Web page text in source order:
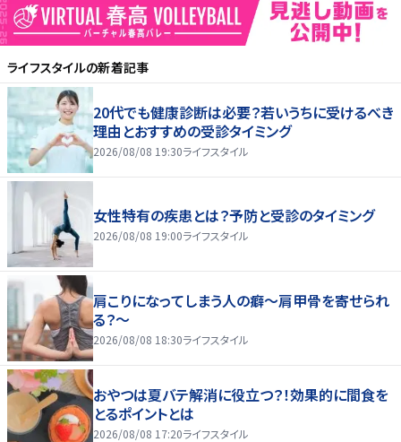
ライフスタイルの新着記事
20代でも健康診断は必要？若いうちに受けるべき
理由とおすすめの受診タイミング
2026/08/08 19:30ライフスタイル
女性特有の疾患とは？予防と受診のタイミング
2026/08/08 19:00ライフスタイル
肩こりになってしまう人の癖～肩甲骨を寄せられ
る？～
2026/08/08 18:30ライフスタイル
おやつは夏バテ解消に役立つ？！効果的に間食を
とるポイントとは
2026/08/08 17:20ライフスタイル